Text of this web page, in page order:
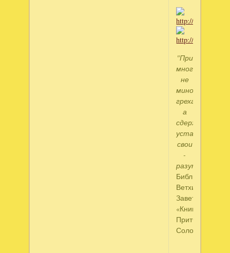
"При
многословии
не
миновать
греха,
а
сдерживающий
уста
свои
-
разумен."
Библия,
Ветхий
Завет,
«Книга
Притчей
Соломоновых»